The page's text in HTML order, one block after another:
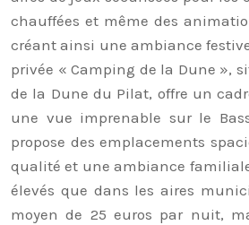
chauffées et même des
créant ainsi une ambiance
privée « Camping de la Dune »,
de la Dune du Pilat, offre un
une vue imprenable sur le
propose des emplacements
qualité et une ambiance
élevés que dans les aires
moyen de 25 euros par nuit,